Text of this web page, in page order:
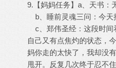
9.【妈妈任务】a、天书：
b、睡前灵魂三问：今天
c、郑伟圣经：这段时间
自己又有点焦灼的状态，
妈你走的太快了，我却没
甩开。反复几次终于忍不